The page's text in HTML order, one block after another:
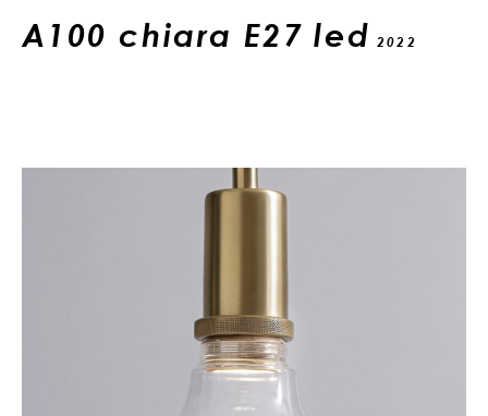
A100 chiara E27 led 2022